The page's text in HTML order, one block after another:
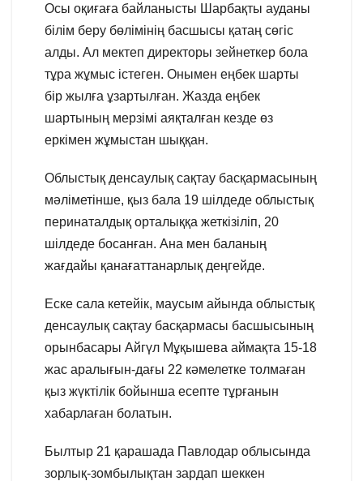
Осы оқиғаға байланысты Шарбақты ауданы
білім беру бөлімінің басшысы қатаң сөгіс
алды. Ал мектеп директоры зейнеткер бола
тұра жұмыс істеген. Онымен еңбек шарты
бір жылға ұзартылған. Жазда еңбек
шартының мерзімі аяқталған кезде өз
еркімен жұмыстан шыққан.
Облыстық денсаулық сақтау басқармасының
мәліметінше, қыз бала 19 шілдеде облыстық
перинаталдық орталыққа жеткізіліп, 20
шілдеде босанған. Ана мен баланың
жағдайы қанағаттанарлық деңгейде.
Еске сала кетейік, маусым айында облыстық
денсаулық сақтау басқармасы басшысының
орынбасары Айгүл Мұқышева аймақта 15-18
жас аралығын-дағы 22 кәмелетке толмаған
қыз жүктілік бойынша есепте тұрғанын
хабарлаған болатын.
Былтыр 21 қарашада Павлодар облысында
зорлық-зомбылықтан зардап шеккен